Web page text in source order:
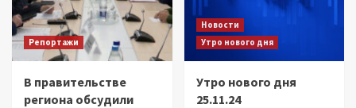
Репортажи
В правительстве
региона обсудили
Новости
Утро нового дня
Утро нового дня
25.11.24